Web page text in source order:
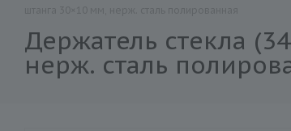
Держатель стекла
нерж. сталь